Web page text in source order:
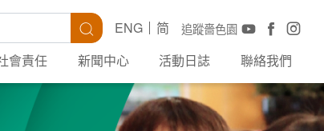
搜尋 追蹤嗇色園
ENG
简
會責任 新聞中心 活動日誌 聯絡我們